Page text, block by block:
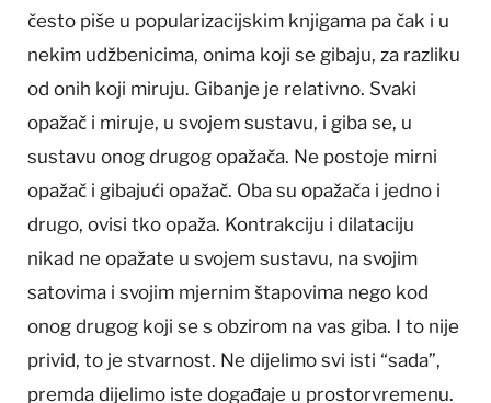
često piše u popularizacijskim knjigama pa čak i u
nekim udžbenicima, onima koji se gibaju, za razliku
od onih koji miruju. Gibanje je relativno. Svaki
opažač i miruje, u svojem sustavu, i giba se, u
sustavu onog drugog opažača. Ne postoje mirni
opažač i gibajući opažač. Oba su opažača i jedno i
drugo, ovisi tko opaža. Kontrakciju i dilataciju
nikad ne opažate u svojem sustavu, na svojim
satovima i svojim mjernim štapovima nego kod
onog drugog koji se s obzirom na vas giba. I to nije
privid, to je stvarnost. Ne dijelimo svi isti “sada”,
premda dijelimo iste događaje u prostorvremenu.